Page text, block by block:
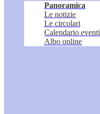
Panoramica
Le notizie
Le circolari
Calendario eventi
Albo online